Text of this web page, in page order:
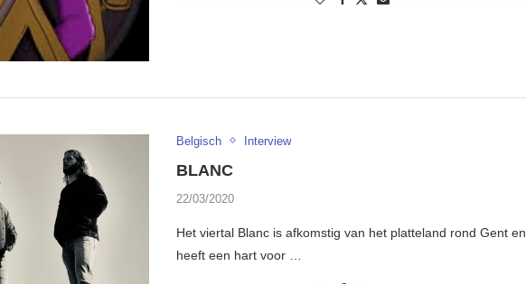
Belgisch Interview
BLANC
22/03/2020
Het viertal Blanc is afkomstig van het platteland rond Gent en
heeft een hart voor …